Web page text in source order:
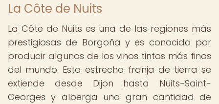
La Côte de Nuits
La Côte de Nuits es una de las regiones más
prestigiosas de Borgoña y es conocida por
producir algunos de los vinos tintos más finos
del mundo. Esta estrecha franja de tierra se
extiende desde Dijon hasta Nuits-Saint-
Georges y alberga una gran cantidad de